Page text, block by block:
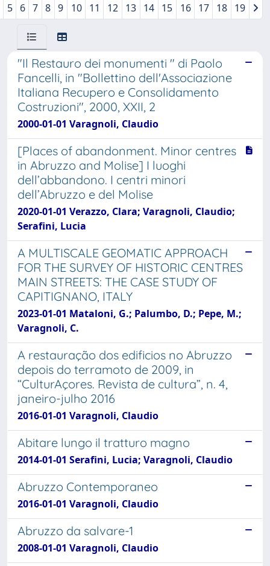
5
6 7 8 9 10 11 12 13 14 15 16 17 18 19
"Il Restauro dei monumenti " di Paolo
Fancelli, in "Bollettino dell'Associazione
Italiana Recupero e Consolidamento
Costruzioni", 2000, XXII, 2
2000-01-01 Varagnoli, Claudio
[Places of abandonment. Minor centres
in Abruzzo and Molise] I luoghi
dell’abbandono. I centri minori
dell’Abruzzo e del Molise
2020-01-01 Verazzo, Clara; Varagnoli, Claudio;
Serafini, Lucia
A MULTISCALE GEOMATIC APPROACH
FOR THE SURVEY OF HISTORIC CENTRES
MAIN STREETS: THE CASE STUDY OF
CAPITIGNANO, ITALY
2023-01-01 Mataloni, G.; Palumbo, D.; Pepe, M.;
Varagnoli, C.
A restauração dos edificios no Abruzzo
depois do terramoto de 2009, in
“CulturAçores. Revista de cultura”, n. 4,
janeiro-julho 2016
2016-01-01 Varagnoli, Claudio
Abitare lungo il tratturo magno
2014-01-01 Serafini, Lucia; Varagnoli, Claudio
Abruzzo Contemporaneo
2016-01-01 Varagnoli, Claudio
Abruzzo da salvare-1
2008-01-01 Varagnoli, Claudio